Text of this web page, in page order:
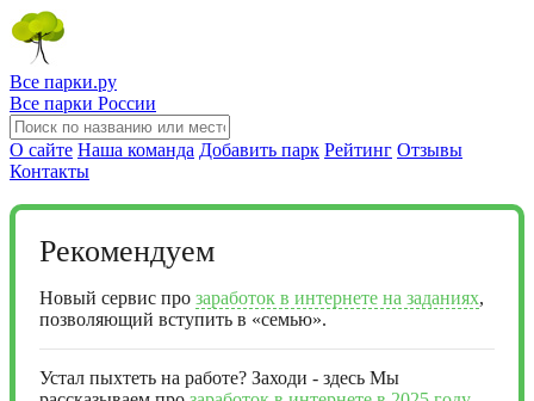
Все парки.ру
Все парки России
О сайте Наша команда Добавить парк Рейтинг Отзывы
Контакты
Рекомендуем
Новый сервис про заработок в интернете на заданиях,
позволяющий вступить в «семью».
Устал пыхтеть на работе? Заходи - здесь Мы